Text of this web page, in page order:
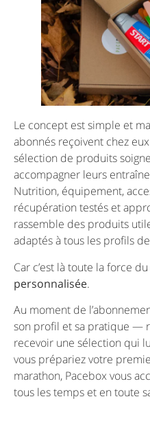
Le concept est simple et
abonnés reçoivent chez
sélection de produits
accompagner leurs
Nutrition, équipement,
récupération testés et
rassemble des produits
adaptés à tous les profils
Car c’est là toute la force
personnalisée.
Au moment de
son profil et sa pratique —
recevoir une sélection qui
vous prépariez votre
marathon, Pacebox vous
tous les temps et en toute